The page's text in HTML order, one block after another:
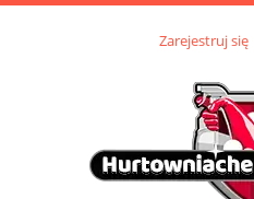
Zarejestruj się